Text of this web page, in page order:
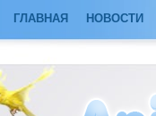
ГЛАВНАЯ НОВОСТИ